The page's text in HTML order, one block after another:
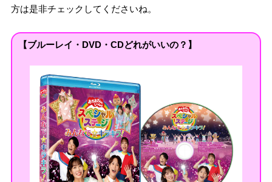
方は是非チェックしてくださいね。
【ブルーレイ・DVD・CDどれがいいの？】